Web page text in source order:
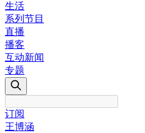
生活
系列节目
直播
播客
互动新闻
专题
订阅
王博涵